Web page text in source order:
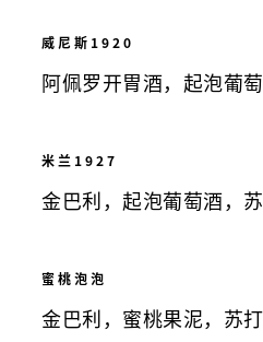
威尼斯1920
阿佩罗开胃酒，起泡葡
米兰1927
金巴利，起泡葡萄酒，
蜜桃泡泡
金巴利，蜜桃果泥，苏